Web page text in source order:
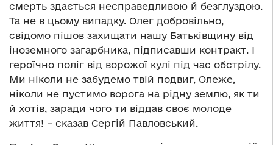
смерть здається несправедливою й безглуздою.
Та не в цьому випадку. Олег добровільно,
свідомо пішов захищати нашу Батьківщину від
іноземного загарбника, підписавши контракт. І
героїчно поліг від ворожої кулі під час обстрілу.
Ми ніколи не забудемо твій подвиг, Олеже,
ніколи не пустимо ворога на рідну землю, як ти
й хотів, заради чого ти віддав своє молоде
життя! – сказав Сергій Павловський.